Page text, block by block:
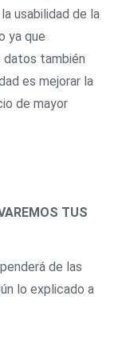
usabilidad de la
ya que
también
es mejorar la
de mayor
TUS
de las
lo explicado a